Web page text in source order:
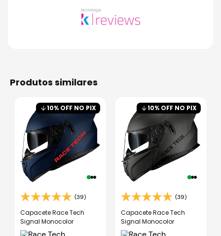
produtos similares
10% OFF NO PIX
(39)
Capacete Race Tech
Signal Monocolor
10% OFF NO PIX
(39)
Capacete Race Tech
Signal Monocolor